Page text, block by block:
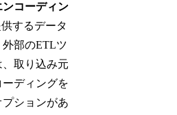
コーディン
するデータ
部のETLツ
取り込み元
ディングを
ションがあ